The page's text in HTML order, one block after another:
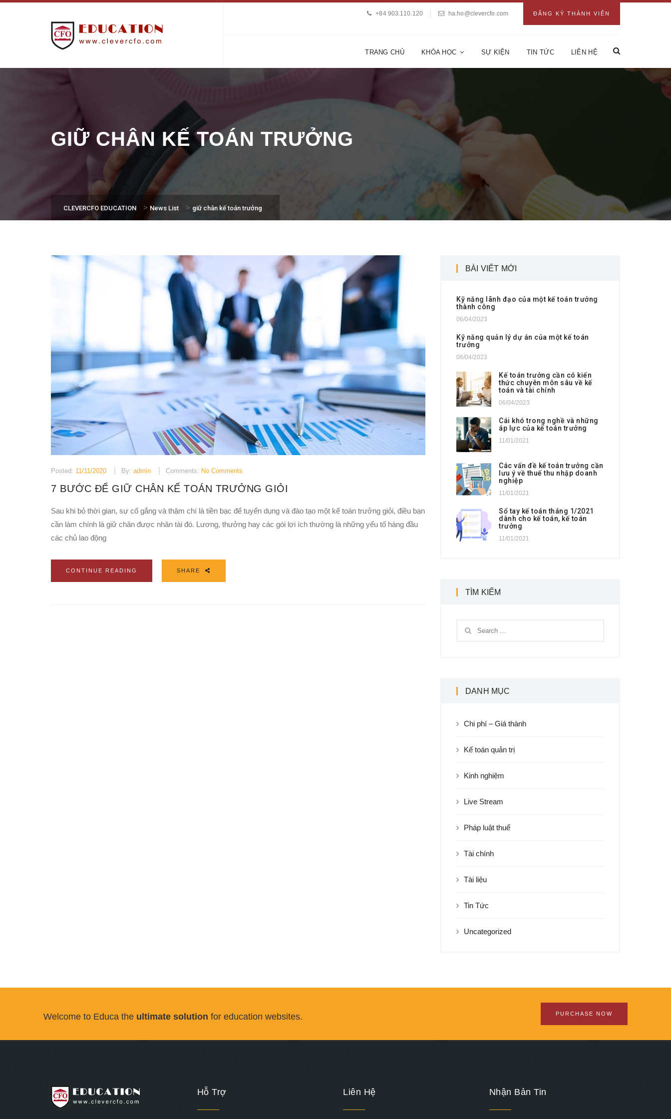
ĐĂNG KÝ THÀNH VIÊN
+84 903.110.120 ha.ho@clevercfo.com
TRANG CHỦ KHÓA HỌC SỰ KIỆN TIN TỨC LIÊN HỆ
GIỮ CHÂN KẾ TOÁN TRƯỞNG
CLEVERCFO EDUCATION > News List > giữ chân kế toán trưởng
Posted: 11/11/2020 By: admin Comments: No Comments
7 BƯỚC ĐỂ GIỮ CHÂN KẾ TOÁN TRƯỞNG GIỎI
Sau khi bỏ thời gian, sự cố gắng và thậm chí là tiền bạc để tuyển dụng và đào tạo một kế toán trưởng giỏi, điều bạn
cần làm chính là giữ chân được nhân tài đó. Lương, thưởng hay các gói lợi ích thường là những yếu tố hàng đầu
các chủ lao động
CONTINUE READING SHARE
BÀI VIẾT MỚI
Kỹ năng lãnh đạo của một kế toán trưởng
thành công
06/04/2023
Kỹ năng quản lý dự án của một kế toán
trưởng
06/04/2023
Kế toán trưởng cần có kiến
thức chuyên môn sâu về kế
toán và tài chính
06/04/2023
Cái khó trong nghề và những
áp lực của kế toán trưởng
11/01/2021
Các vấn đề kế toán trưởng cần
lưu ý về thuế thu nhập doanh
nghiệp
11/01/2021
Sổ tay kế toán tháng 1/2021
dành cho kế toán, kế toán
trưởng
11/01/2021
TÌM KIẾM
DANH MỤC
Chi phí – Giá thành
Kế toán quản trị
Kinh nghiệm
Live Stream
Pháp luật thuế
Tài chính
Tài liệu
Tin Tức
Uncategorized
Welcome to Educa the ultimate solution for education websites. PURCHASE NOW
Hỗ Trợ Liên Hệ Nhận Bản Tin